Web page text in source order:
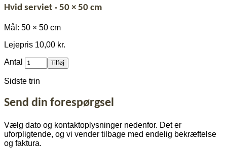
Hvid serviet · 50 × 50 cm
Mål: 50 × 50 cm
Lejepris 10,00 kr.
Antal
af
Hvid
serviet
50
×
cm
Tilføj
Sidste trin
Send din forespørgsel
Vælg dato og kontaktoplysninger nedenfor. Det er
uforpligtende, og vi vender tilbage med endelig bekræftelse
og faktura.